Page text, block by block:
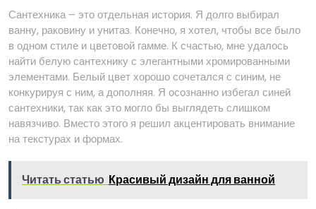
Сантехника – это отдельная история. Я долго выбирал
ванну, раковину и унитаз. Конечно, я хотел, чтобы все было
в одном стиле и цветовой гамме. К счастью, мне удалось
найти белую сантехнику с элегантными хромированными
элементами. Белый цвет хорошо сочетался с синим, не
конкурируя с ним, а дополняя. Я осознанно избегал синей
сантехники, так как это могло бы выглядеть слишком
навязчиво. Вместо этого я решил акцентировать внимание
на текстурах и формах.
Читать статью Красивый дизайн для ванной